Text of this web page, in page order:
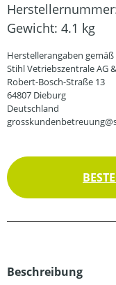
Gewicht: 4.1 kg
Herstellerangaben
Stihl Vetriebszentrale AG
Robert-Bosch-Straße 13
64807 Dieburg
Deutschland
Beschreibung